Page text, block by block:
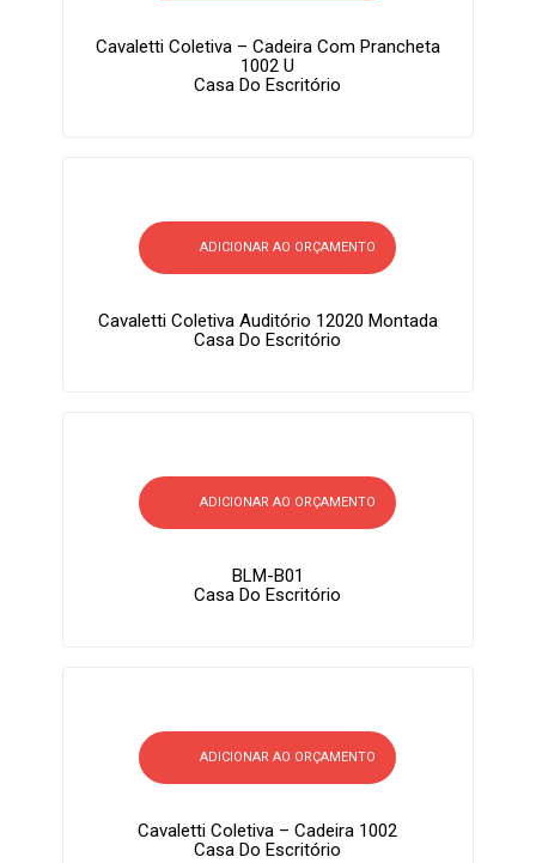
Cavaletti Coletiva – Cadeira Com Prancheta
1002 U
Casa Do Escritório
ADICIONAR AO ORÇAMENTO
Cavaletti Coletiva Auditório 12020 Montada
Casa Do Escritório
ADICIONAR AO ORÇAMENTO
BLM-B01
Casa Do Escritório
ADICIONAR AO ORÇAMENTO
Cavaletti Coletiva – Cadeira 1002
Casa Do Escritório